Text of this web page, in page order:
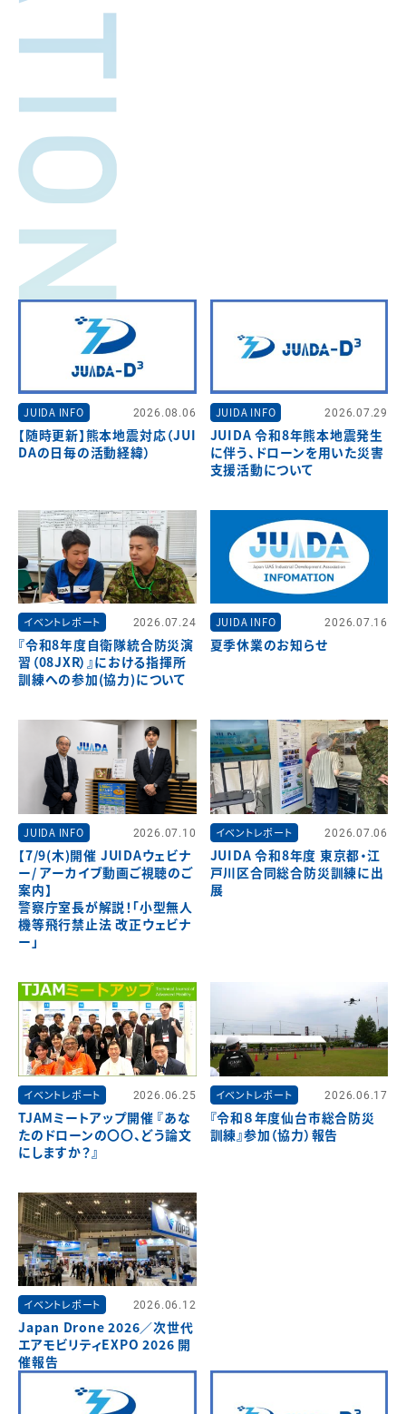
JUIDA INFO 2026.08.06
【随時更新】熊本地震対応（JUI
DAの日毎の活動経緯）
JUIDA INFO 2026.07.29
JUIDA 令和8年熊本地震発生
に伴う、ドローンを用いた災害
支援活動について
イベントレポート 2026.07.24
『令和8年度自衛隊統合防災演
習（08JXR）』における指揮所
訓練への参加(協力)について
JUIDA INFO 2026.07.16
夏季休業のお知らせ
JUIDA INFO 2026.07.10
【7/9(木)開催 JUIDAウェビナ
ー/ アーカイブ動画ご視聴のご
案内】
警察庁室長が解説！「小型無人
機等飛行禁止法 改正ウェビナ
ー」
イベントレポート 2026.07.06
JUIDA 令和8年度 東京都・江
戸川区合同総合防災訓練に出
展
イベントレポート 2026.06.25
TJAMミートアップ開催 『あな
たのドローンの〇〇、どう論文
にしますか？』
イベントレポート 2026.06.17
『令和８年度仙台市総合防災
訓練』参加（協力）報告
イベントレポート 2026.06.12
Japan Drone 2026／次世代
エアモビリティEXPO 2026 開
催報告